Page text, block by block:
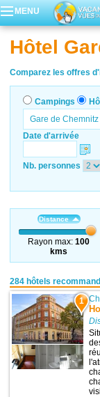
MENU
Hôtel
Comparez les offres
Campings
Date d'arrivée
Nb. personnes
Distance
Rayon max:100
kms
284 hôtels
1